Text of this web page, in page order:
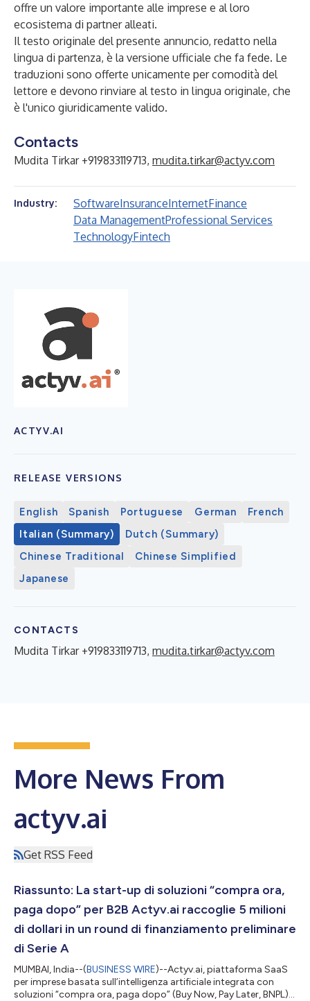
offre un valore importante alle imprese e al loro
ecosistema di partner alleati.
Il testo originale del presente annuncio, redatto nella
lingua di partenza, è la versione ufficiale che fa fede. Le
traduzioni sono offerte unicamente per comodità del
lettore e devono rinviare al testo in lingua originale, che
è l'unico giuridicamente valido.
Contacts
Mudita Tirkar +919833119713, mudita.tirkar@actyv.com
Industry: SoftwareInsuranceInternetFinance
Data ManagementProfessional Services
TechnologyFintech
ACTYV.AI
RELEASE VERSIONS
English Spanish Portuguese German
French
Italian (Summary)
Dutch (Summary)
Chinese Traditional
Chinese Simplified
Japanese
CONTACTS
Mudita Tirkar +919833119713, mudita.tirkar@actyv.com
More News From
actyv.ai
Get RSS Feed
Riassunto: La start-up di soluzioni “compra ora,
paga dopo” per B2B Actyv.ai raccoglie 5 milioni
di dollari in un round di finanziamento preliminare
di Serie A
MUMBAI, India--(BUSINESS WIRE)--Actyv.ai, piattaforma SaaS
per imprese basata sull’intelligenza artificiale integrata con
soluzioni “compra ora, paga dopo” (Buy Now, Pay Later, BNPL)